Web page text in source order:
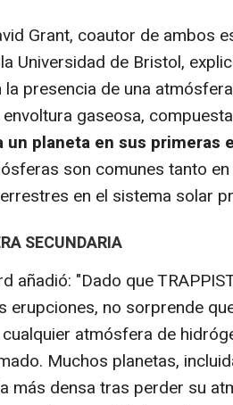
Grant, coautor de ambos
Universidad de Bristol,
presencia de una
envoltura gaseosa,
un planeta en sus primeras
son comunes tanto
en el sistema solar
SECUNDARIA
añadió: "Dado que
erupciones, no sorprende
atmósfera de
Muchos planetas,
más densa tras perder su